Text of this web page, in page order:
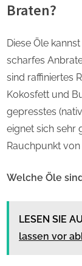
Braten?
Diese Öle
scharfes
sind raffiniertes
Kokosfett und
gepresstes
eignet sich sehr
Rauchpunkt von
Welche Öle
LESEN SIE
lassen vor